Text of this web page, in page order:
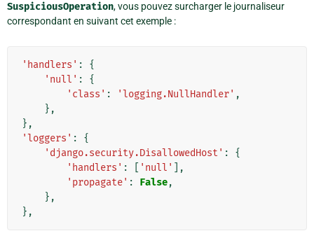
SuspiciousOperation, vous pouvez surcharger le journaliseur
correspondant en suivant cet exemple :
'handlers' :
{
'null' :
{
'class' : 'logging.NullHandler' ,
},
},
'loggers' :
{
'django.security.DisallowedHost' :
{
'handlers' : 'null'
],
'propagate' : False,
},
},